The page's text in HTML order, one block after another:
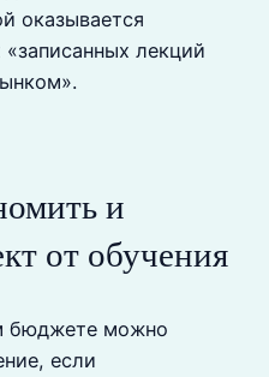
оказывается
лекций
и
от обучения
бюджете можно
если